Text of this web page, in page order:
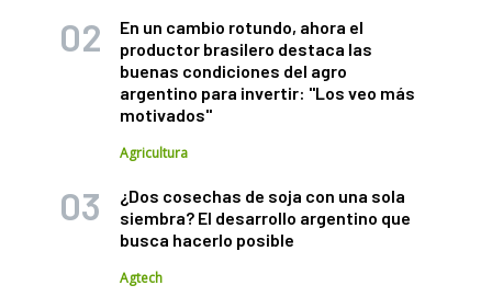
En un cambio rotundo, ahora el
productor brasilero destaca las
buenas condiciones del agro
argentino para invertir: "Los veo más
motivados"
Agricultura
¿Dos cosechas de soja con una sola
siembra? El desarrollo argentino que
busca hacerlo posible
Agtech